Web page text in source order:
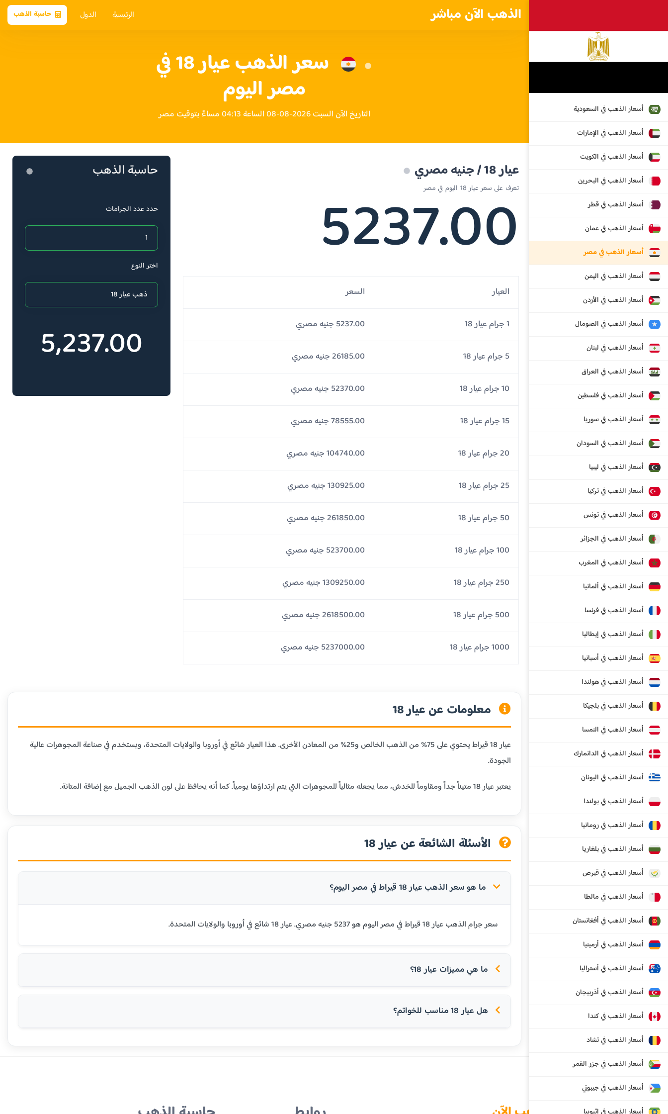
الذهب الآن مباشر الرئيسية الدول حاسبة الذهب
أسعار الذهب في السعودية
أسعار الذهب في الإمارات
أسعار الذهب في الكويت
أسعار الذهب في البحرين
أسعار الذهب في قطر
أسعار الذهب في عمان
أسعار الذهب في مصر
أسعار الذهب في اليمن
أسعار الذهب في الأردن
أسعار الذهب في الصومال
أسعار الذهب في لبنان
أسعار الذهب في العراق
أسعار الذهب في فلسطين
أسعار الذهب في سوريا
أسعار الذهب في السودان
أسعار الذهب في ليبيا
أسعار الذهب في تركيا
أسعار الذهب في تونس
أسعار الذهب في الجزائر
أسعار الذهب في المغرب
أسعار الذهب في ألمانيا
أسعار الذهب في فرنسا
أسعار الذهب في إيطاليا
أسعار الذهب في أسبانيا
أسعار الذهب في هولندا
أسعار الذهب في بلجيكا
أسعار الذهب في النمسا
أسعار الذهب في الدانمارك
أسعار الذهب في اليونان
أسعار الذهب في بولندا
أسعار الذهب في رومانيا
أسعار الذهب في بلغاريا
أسعار الذهب في قبرص
أسعار الذهب في مالطا
أسعار الذهب في أفغانستان
أسعار الذهب في أرمينيا
أسعار الذهب في أستراليا
أسعار الذهب في أذربيجان
أسعار الذهب في كندا
أسعار الذهب في تشاد
أسعار الذهب في جزر القمر
أسعار الذهب في جيبوتي
سعر الذهب عيار 18 في
مصر اليوم
التاريخ الآن السبت 2026-08-08 الساعة 04:13 مساءً بتوقيت مصر
عيار 18 / جنيه مصري
تعرف على سعر عيار 18 اليوم في مصر
5237.00
العيار السعر
1 جرام عيار 18 5237.00 جنيه مصري
5 جرام عيار 18 26185.00 جنيه مصري
10 جرام عيار 18 52370.00 جنيه مصري
15 جرام عيار 18 78555.00 جنيه مصري
20 جرام عيار 18 104740.00 جنيه مصري
25 جرام عيار 18 130925.00 جنيه مصري
50 جرام عيار 18 261850.00 جنيه مصري
100 جرام عيار 18 523700.00 جنيه مصري
250 جرام عيار 18 1309250.00 جنيه مصري
500 جرام عيار 18 2618500.00 جنيه مصري
1000 جرام عيار 18 5237000.00 جنيه مصري
حاسبة الذهب
حدد عدد الجرامات
اختر النوع
5,237.00
معلومات عن عيار 18
عيار 18 قيراط يحتوي على 75% من الذهب الخالص و25% من المعادن الأخرى. هذا العيار شائع في أوروبا والولايات المتحدة، ويستخدم في صناعة المجوهرات عالية
الجودة.
يعتبر عيار 18 متيناً جداً ومقاوماً للخدش، مما يجعله مثالياً للمجوهرات التي يتم ارتداؤها يومياً. كما أنه يحافظ على لون الذهب الجميل مع إضافة المتانة.
الأسئلة الشائعة عن عيار 18
ما هو سعر الذهب عيار 18 قيراط في مصر اليوم؟
سعر جرام الذهب عيار 18 قيراط في مصر اليوم هو 5237 جنيه مصري. عيار 18 شائع في أوروبا والولايات المتحدة.
ما هي مميزات عيار 18؟
هل عيار 18 مناسب للخواتم؟